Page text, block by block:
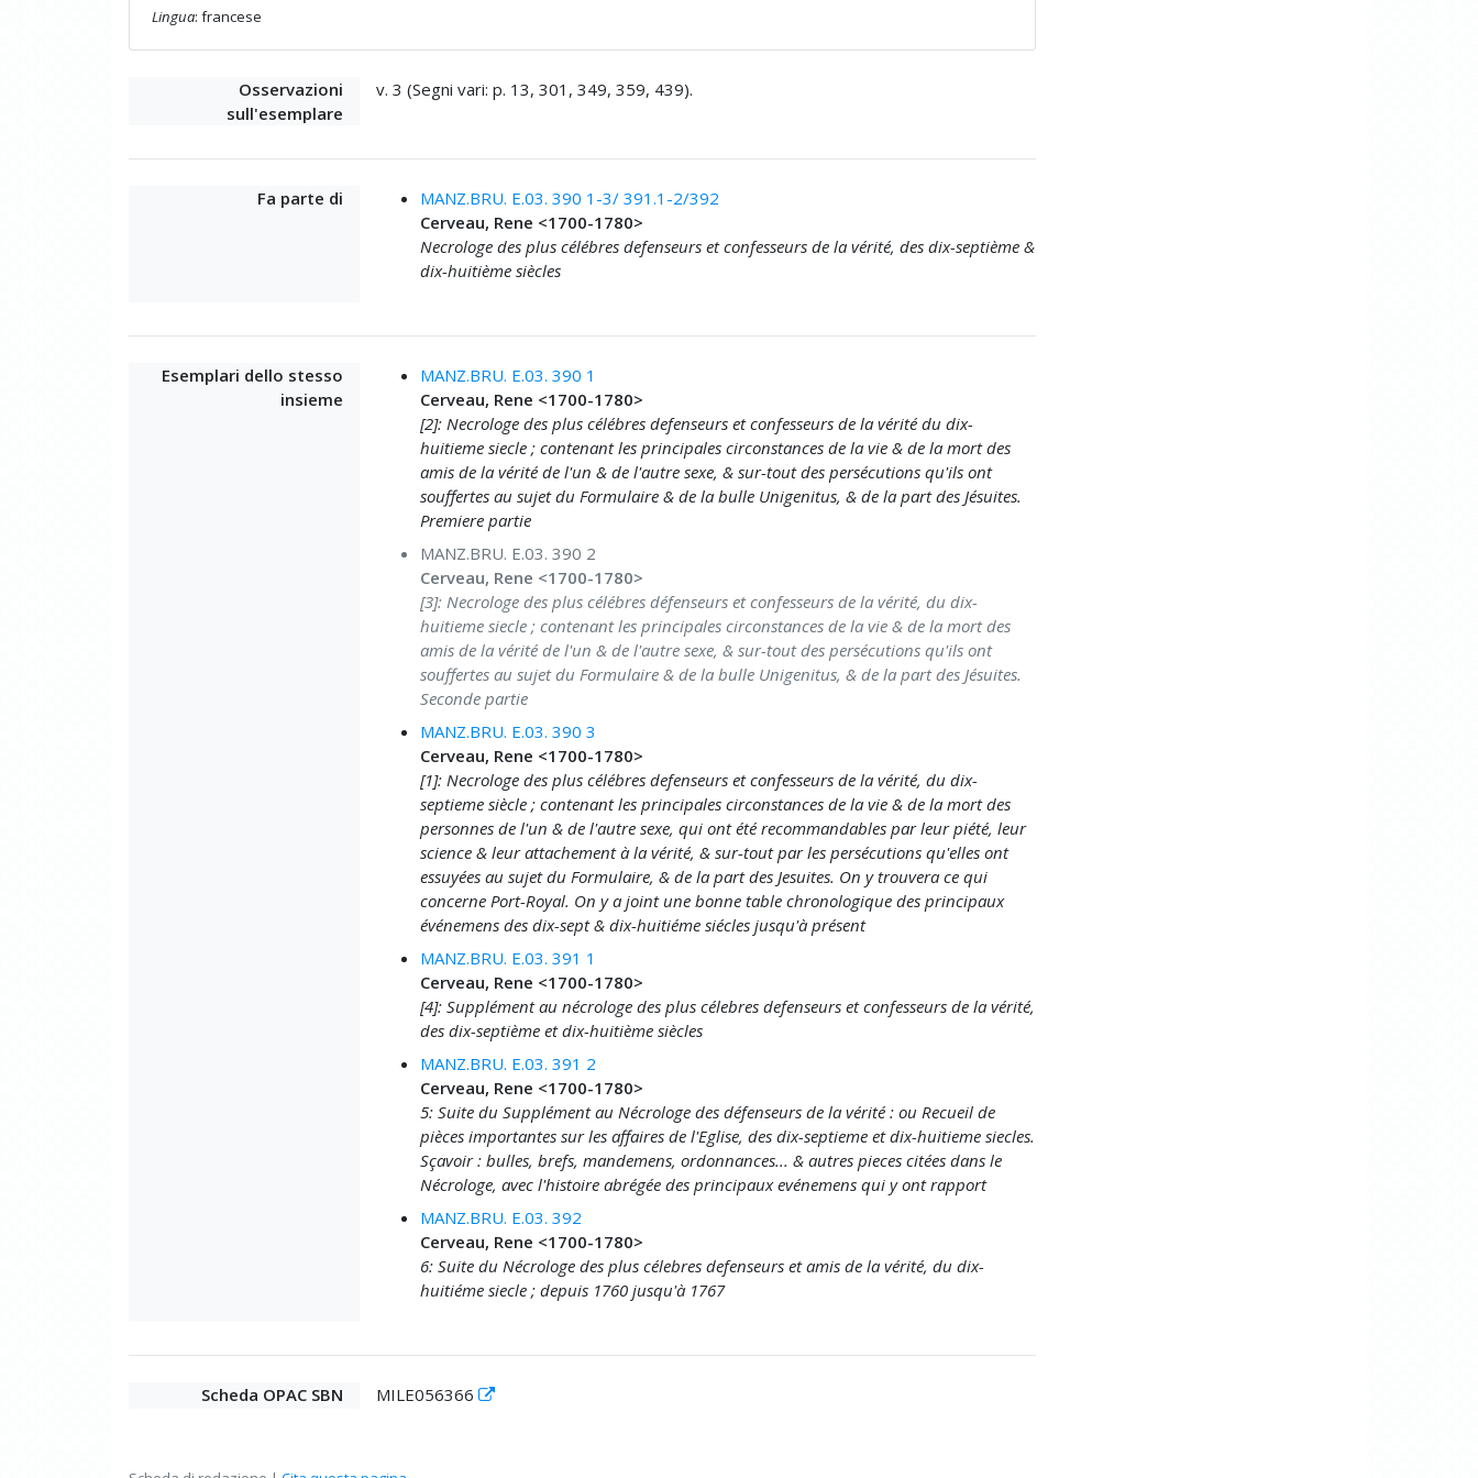
Lingua: francese
Osservazioni
sull'esemplare
v. 3 (Segni vari: p. 13, 301, 349, 359, 439).
Fa parte di
MANZ.BRU. E.03. 390 1-3/ 391.1-2/392
Cerveau, Rene <1700-1780>
Necrologe des plus célébres defenseurs et confesseurs de la vérité, des dix-septième &
dix-huitième siècles
Esemplari dello stesso
insieme
MANZ.BRU. E.03. 390 1
Cerveau, Rene <1700-1780>
[2]: Necrologe des plus célébres defenseurs et confesseurs de la vérité du dix-
huitieme siecle ; contenant les principales circonstances de la vie & de la mort des
amis de la vérité de l'un & de l'autre sexe, & sur-tout des persécutions qu'ils ont
souffertes au sujet du Formulaire & de la bulle Unigenitus, & de la part des Jésuites.
Premiere partie
MANZ.BRU. E.03. 390 2
Cerveau, Rene <1700-1780>
[3]: Necrologe des plus célébres défenseurs et confesseurs de la vérité, du dix-
huitieme siecle ; contenant les principales circonstances de la vie & de la mort des
amis de la vérité de l'un & de l'autre sexe, & sur-tout des persécutions qu'ils ont
souffertes au sujet du Formulaire & de la bulle Unigenitus, & de la part des Jésuites.
Seconde partie
MANZ.BRU. E.03. 390 3
Cerveau, Rene <1700-1780>
[1]: Necrologe des plus célébres defenseurs et confesseurs de la vérité, du dix-
septieme siècle ; contenant les principales circonstances de la vie & de la mort des
personnes de l'un & de l'autre sexe, qui ont été recommandables par leur piété, leur
science & leur attachement à la vérité, & sur-tout par les persécutions qu'elles ont
essuyées au sujet du Formulaire, & de la part des Jesuites. On y trouvera ce qui
concerne Port-Royal. On y a joint une bonne table chronologique des principaux
événemens des dix-sept & dix-huitiéme siécles jusqu'à présent
MANZ.BRU. E.03. 391 1
Cerveau, Rene <1700-1780>
[4]: Supplément au nécrologe des plus célebres defenseurs et confesseurs de la vérité,
des dix-septième et dix-huitième siècles
MANZ.BRU. E.03. 391 2
Cerveau, Rene <1700-1780>
5: Suite du Supplément au Nécrologe des défenseurs de la vérité : ou Recueil de
pièces importantes sur les affaires de l'Eglise, des dix-septieme et dix-huitieme siecles.
Sçavoir : bulles, brefs, mandemens, ordonnances... & autres pieces citées dans le
Nécrologe, avec l'histoire abrégée des principaux evénemens qui y ont rapport
MANZ.BRU. E.03. 392
Cerveau, Rene <1700-1780>
6: Suite du Nécrologe des plus célebres defenseurs et amis de la vérité, du dix-
huitiéme siecle ; depuis 1760 jusqu'à 1767
Scheda OPAC SBN MILE056366